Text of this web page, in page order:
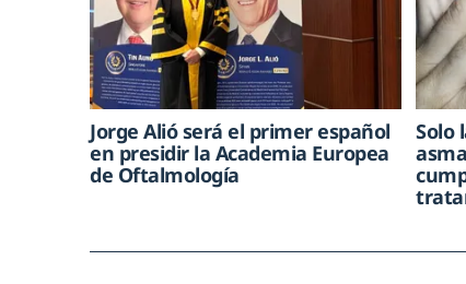
Jorge Alió será el primer español
en presidir la Academia Europea
de Oftalmología
Solo